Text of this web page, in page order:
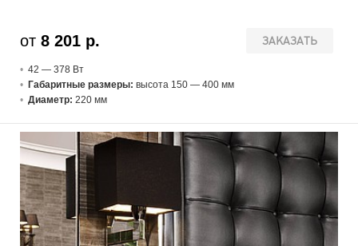
ЗАКАЗАТЬ
от 8 201 р.
42 — 378 Вт
Габаритные размеры: высота 150 — 400 мм
Диаметр: 220 мм